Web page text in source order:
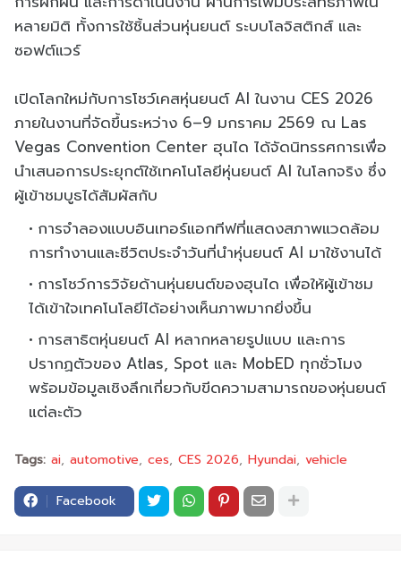
หลายมิติ ทั้งการใช้ชิ้นส่วนหุ่นยนต์ ระบบโลจิสติกส์ และ
ซอฟต์แวร์
เปิดโลกใหม่กับการโชว์เคสหุ่นยนต์ AI ในงาน CES 2026
ภายในงานที่จัดขึ้นระหว่าง 6–9 มกราคม 2569 ณ Las
Vegas Convention Center ฮุนได ได้จัดนิทรรศการเพื่อ
นำเสนอการประยุกต์ใช้เทคโนโลยีหุ่นยนต์ AI ในโลกจริง ซึ่ง
ผู้เข้าชมบูธได้สัมผัสกับ
การจำลองแบบอินเทอร์แอกทีฟที่แสดงสภาพแวดล้อม
การทำงานและชีวิตประจำวันที่นำหุ่นยนต์ AI มาใช้งานได้
การโชว์การวิจัยด้านหุ่นยนต์ของฮุนได เพื่อให้ผู้เข้าชม
ได้เข้าใจเทคโนโลยีได้อย่างเห็นภาพมากยิ่งขึ้น
การสาธิตหุ่นยนต์ AI หลากหลายรูปแบบ และการ
ปรากฏตัวของ Atlas, Spot และ MobED ทุกชั่วโมง
พร้อมข้อมูลเชิงลึกเกี่ยวกับขีดความสามารถของหุ่นยนต์
แต่ละตัว
Tags: ai automotive ces CES 2026 Hyundai vehicle
Facebook